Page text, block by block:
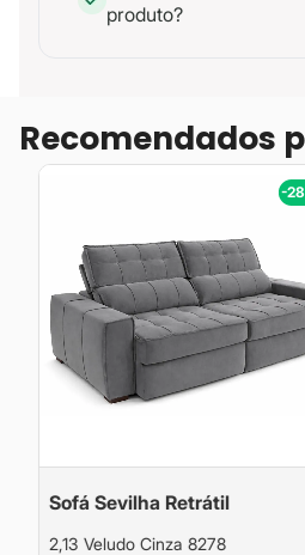
produto?
Recomendados
-
Sofá Sevilha Retrátil
2,13 Veludo Cinza 8278